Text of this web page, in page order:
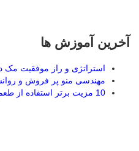
آخرین آموزش ها
استراتژی و راز موفقیت مک
مهندسی منو پر فروش و
10 مزیت برتر استفاده از طعم دهنده ها ومحصولات رستورانی مزه لذیذ